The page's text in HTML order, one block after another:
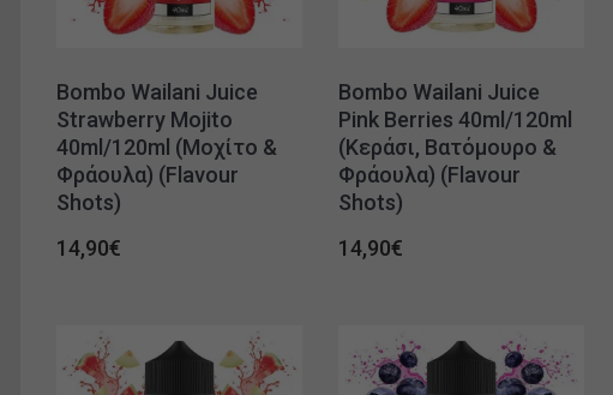
Bombo Wailani Juice
Strawberry Mojito
40ml/120ml (Μοχίτο &
Φράουλα) (Flavour
Shots)
14,90€
Bombo Wailani Juice
Pink Berries 40ml/120ml
(Κεράσι, Βατόμουρο &
Φράουλα) (Flavour
Shots)
14,90€